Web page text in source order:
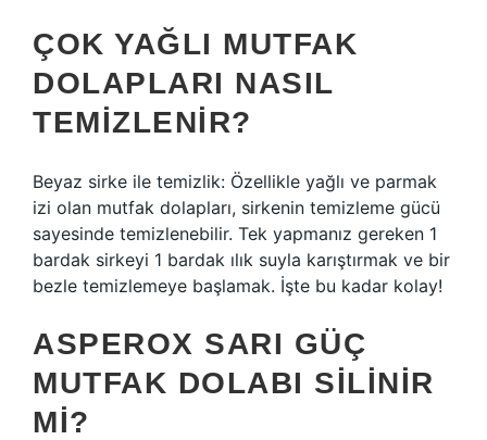
ÇOK YAĞLI MUTFAK
DOLAPLARI NASIL
TEMIZLENIR?
Beyaz sirke ile temizlik: Özellikle yağlı ve parmak
izi olan mutfak dolapları, sirkenin temizleme gücü
sayesinde temizlenebilir. Tek yapmanız gereken 1
bardak sirkeyi 1 bardak ılık suyla karıştırmak ve bir
bezle temizlemeye başlamak. İşte bu kadar kolay!
ASPEROX SARI GÜÇ
MUTFAK DOLABI SILINIR
MI?